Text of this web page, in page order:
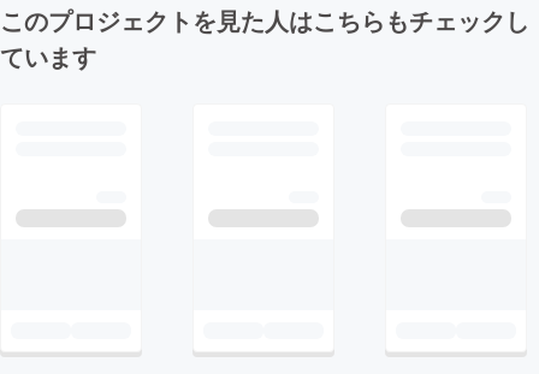
このプロジェクトを見た人はこちらもチェックし
ています